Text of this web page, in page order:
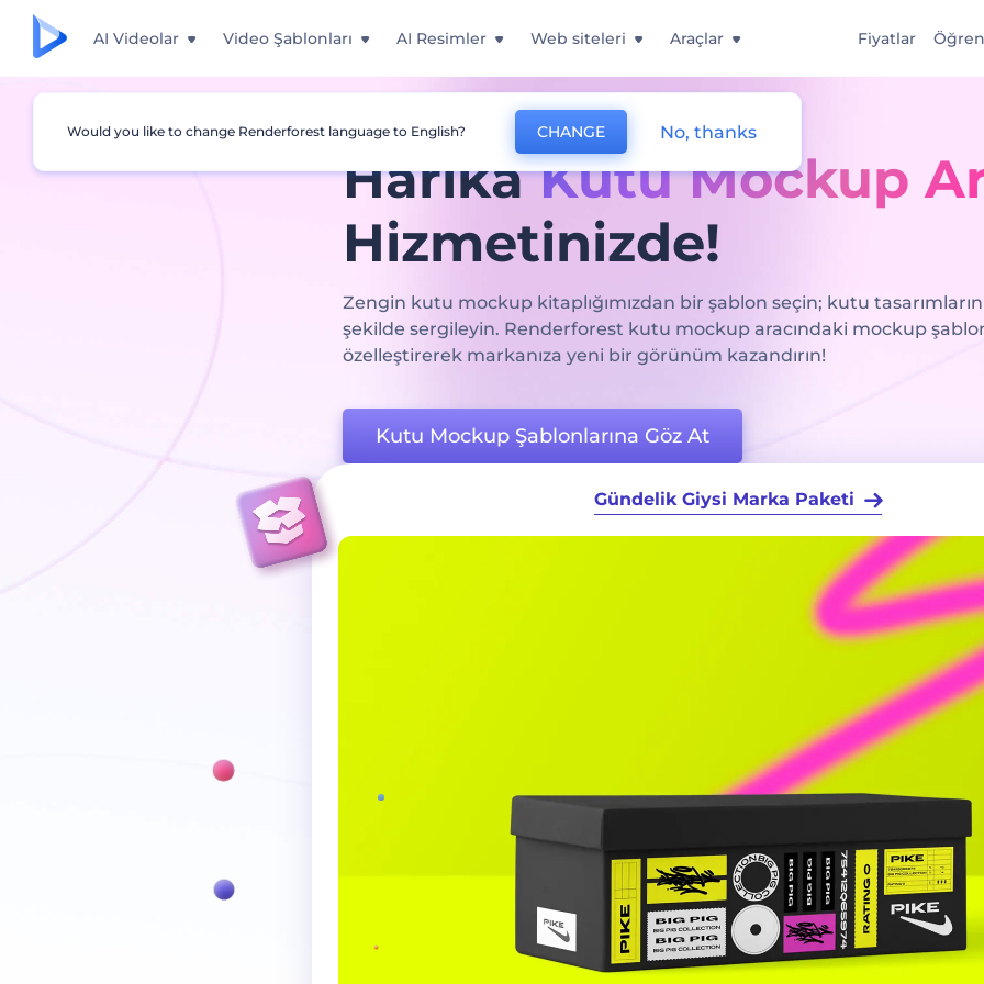
AI Videolar Video Şablonları AI Resimler Web siteleri Araçlar Fiyatlar Öğren
HarikaKutu Mockup
Hizmetinizde!
Zengin kutu mockup kitaplığımızdan bir şablon seçin; kutu
şekilde sergileyin. Renderforest kutu mockup aracındaki mockup
özelleştirerek markanıza yeni bir görünüm kazandırın!
Kutu Mockup Şablonlarına Göz At
Markalı Ambalaj Mockup'ları
Would you like to change Renderforest language to English? CHANGE No, thanks